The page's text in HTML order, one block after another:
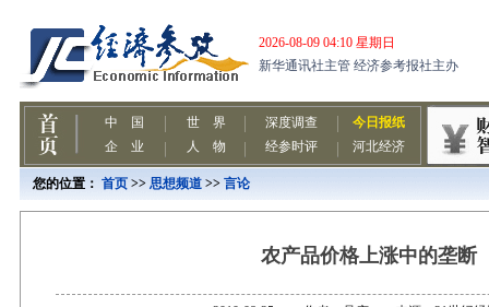
您的位置： 首页 >> 思想频道 >> 言论
农产品价格上涨中的垄断